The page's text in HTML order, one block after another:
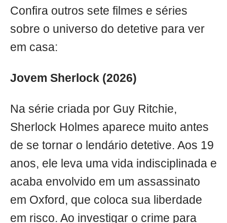
Confira outros sete filmes e séries
sobre o universo do detetive para ver
em casa:
Jovem Sherlock (2026)
Na série criada por Guy Ritchie,
Sherlock Holmes aparece muito antes
de se tornar o lendário detetive. Aos 19
anos, ele leva uma vida indisciplinada e
acaba envolvido em um assassinato
em Oxford, que coloca sua liberdade
em risco. Ao investigar o crime para